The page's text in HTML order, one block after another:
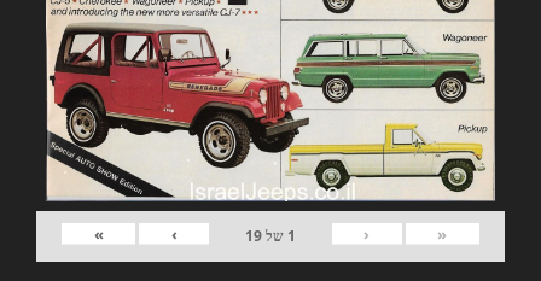
«
‹
1 של19
›
»